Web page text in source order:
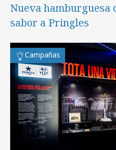
Nueva hamburguesa
sabor a Pringles
Campañas